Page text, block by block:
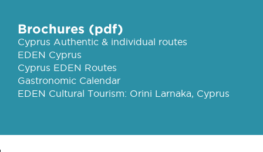
Brochures (pdf)
Cyprus Authentic & individual routes
EDEN Cyprus
Cyprus EDEN Routes
Gastronomic Calendar
EDEN Cultural Tourism: Orini Larnaka, Cyprus